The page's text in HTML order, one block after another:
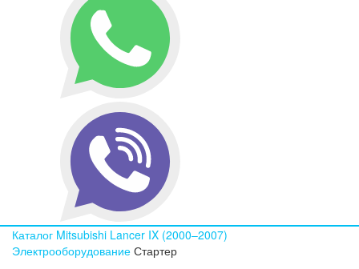
Каталог Mitsubishi Lancer IX (2000–2007)
Электрооборудование Стартер